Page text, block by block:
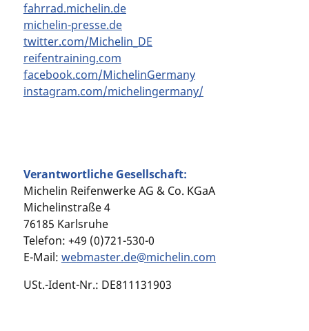
fahrrad.michelin.de
michelin-presse.de
twitter.com/Michelin_DE
reifentraining.com
facebook.com/MichelinGermany
instagram.com/michelingermany/
Verantwortliche Gesellschaft:
Michelin Reifenwerke AG & Co. KGaA
Michelinstraße 4
76185 Karlsruhe
Telefon: +49 (0)721-530-0
E-Mail: webmaster.de@michelin.com
USt.-Ident-Nr.: DE811131903